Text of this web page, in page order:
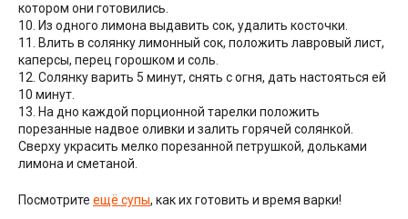
котором они готовились.
10. Из одного лимона выдавить сок, удалить косточки.
11. Влить в солянку лимонный сок, положить лавровый лист,
каперсы, перец горошком и соль.
12. Солянку варить 5 минут, снять с огня, дать настояться ей
10 минут.
13. На дно каждой порционной тарелки положить
порезанные надвое оливки и залить горячей солянкой.
Сверху украсить мелко порезанной петрушкой, дольками
лимона и сметаной.
Посмотрите ещё супы, как их готовить и время варки!